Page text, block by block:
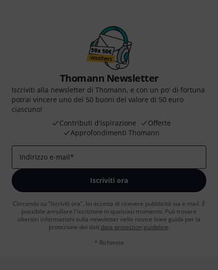
Thomann Newsletter
Iscriviti alla newsletter di Thomann, e con un po' di fortuna
potrai vincere uno dei 50 buoni del valore di 50 euro
ciascuno!
Contributi d'ispirazione
Offerte
Approfondimenti Thomann
Indirizzo e-mail*
Iscriviti ora
Cliccando su "Iscriviti ora", lei accetta di ricevere pubblicità via e-mail. È
possibile annullare l'iscrizione in qualsiasi momento. Può trovare
ulteriori informazioni sulla newsletter nelle nostre linee guida per la
protezione dei dati data protection guideline.
* Richiesto